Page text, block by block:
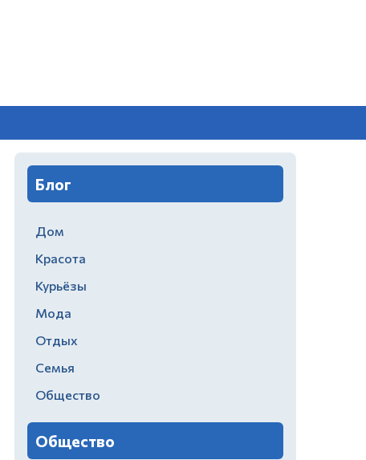
Блог
Дом
Красота
Курьёзы
Мода
Отдых
Семья
Общество
Общество